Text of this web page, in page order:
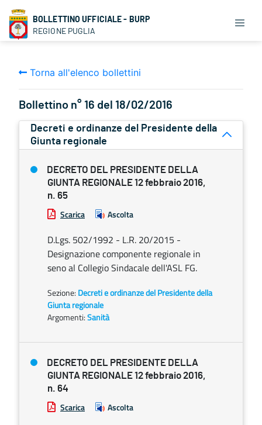
BOLLETTINO UFFICIALE - BURP
REGIONE PUGLIA
Torna all'elenco bollettini
Bollettino n° 16 del 18/02/2016
Decreti e ordinanze del Presidente della
Giunta regionale
DECRETO DEL PRESIDENTE DELLA
GIUNTA REGIONALE 12 febbraio 2016,
n. 65
Scarica Ascolta
D.Lgs. 502/1992 - L.R. 20/2015 -
Designazione componente regionale in
seno al Collegio Sindacale dell'ASL FG.
Sezione: Decreti e ordinanze del Presidente della
Giunta regionale
Argomenti:Sanità
DECRETO DEL PRESIDENTE DELLA
GIUNTA REGIONALE 12 febbraio 2016,
n. 64
Scarica Ascolta